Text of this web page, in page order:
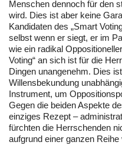
Menschen dennoch für den
wird. Dies ist aber keine
Kandidaten des „Smart
selbst wenn er siegt, er im
wie ein radikal
Voting“ an sich ist für die
Dingen unangenehm. Dies
Willensbekundung
Instrument, um
Gegen die beiden Aspekte
einziges Rezept –
fürchten die Herrschenden
aufgrund einer ganzen